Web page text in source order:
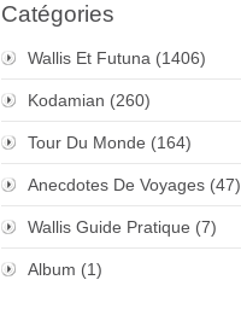
Catégories
Wallis Et Futuna (1406)
Kodamian (260)
Tour Du Monde (164)
Anecdotes De Voyages (47)
Wallis Guide Pratique (7)
Album (1)